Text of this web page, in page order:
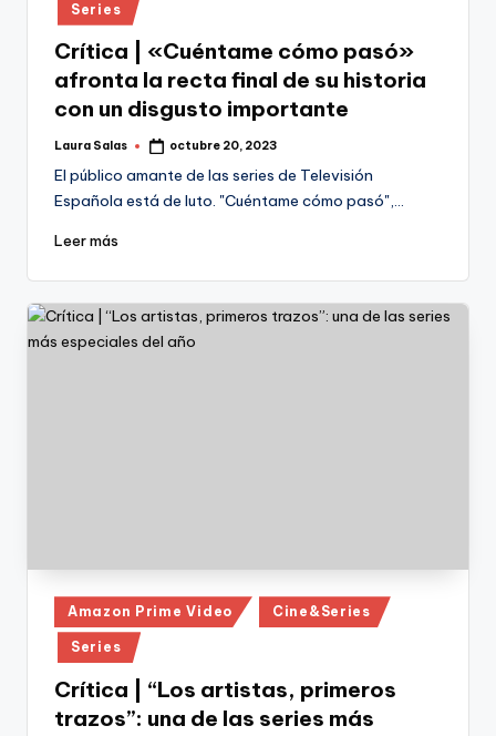
Series
Crítica | «Cuéntame cómo pasó»
afronta la recta final de su historia
con un disgusto importante
Publicado
Laura Salas octubre 20, 2023
El público amante de las series de Televisión
Española está de luto. "Cuéntame cómo pasó",…
Leer más
Publicado
en
Amazon Prime Video Cine&Series
Series
Crítica | “Los artistas, primeros
trazos”: una de las series más